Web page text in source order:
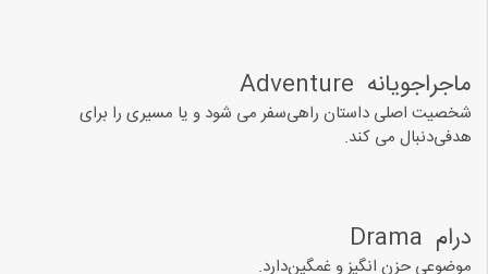
ﻣﺎﺟﺮﺍﺟﻮﯾﺎﻧﻪ ‏ Adventure
ﺷﺨﺼﯿﺖ اصلی داستان راهیﺳﻔﺮ ﻣﯽ شود ﻭ ﯾﺎ ﻣﺴﯿﺮﯼ ﺭﺍ ﺑﺮﺍﯼ
ﻫﺪﻓﯽﺩﻧﺒﺎﻝ ﻣﯽ ﮐﻨﺪ.
ﺩﺭﺍﻡ ‏ Drama ‏
ﻣﻮﺿﻮﻋﯽ ﺣﺰﻥ ﺍﻧﮕﯿﺰ ﻭ ﻏﻤﮕﯿﻦﺩﺍﺭﺩ.